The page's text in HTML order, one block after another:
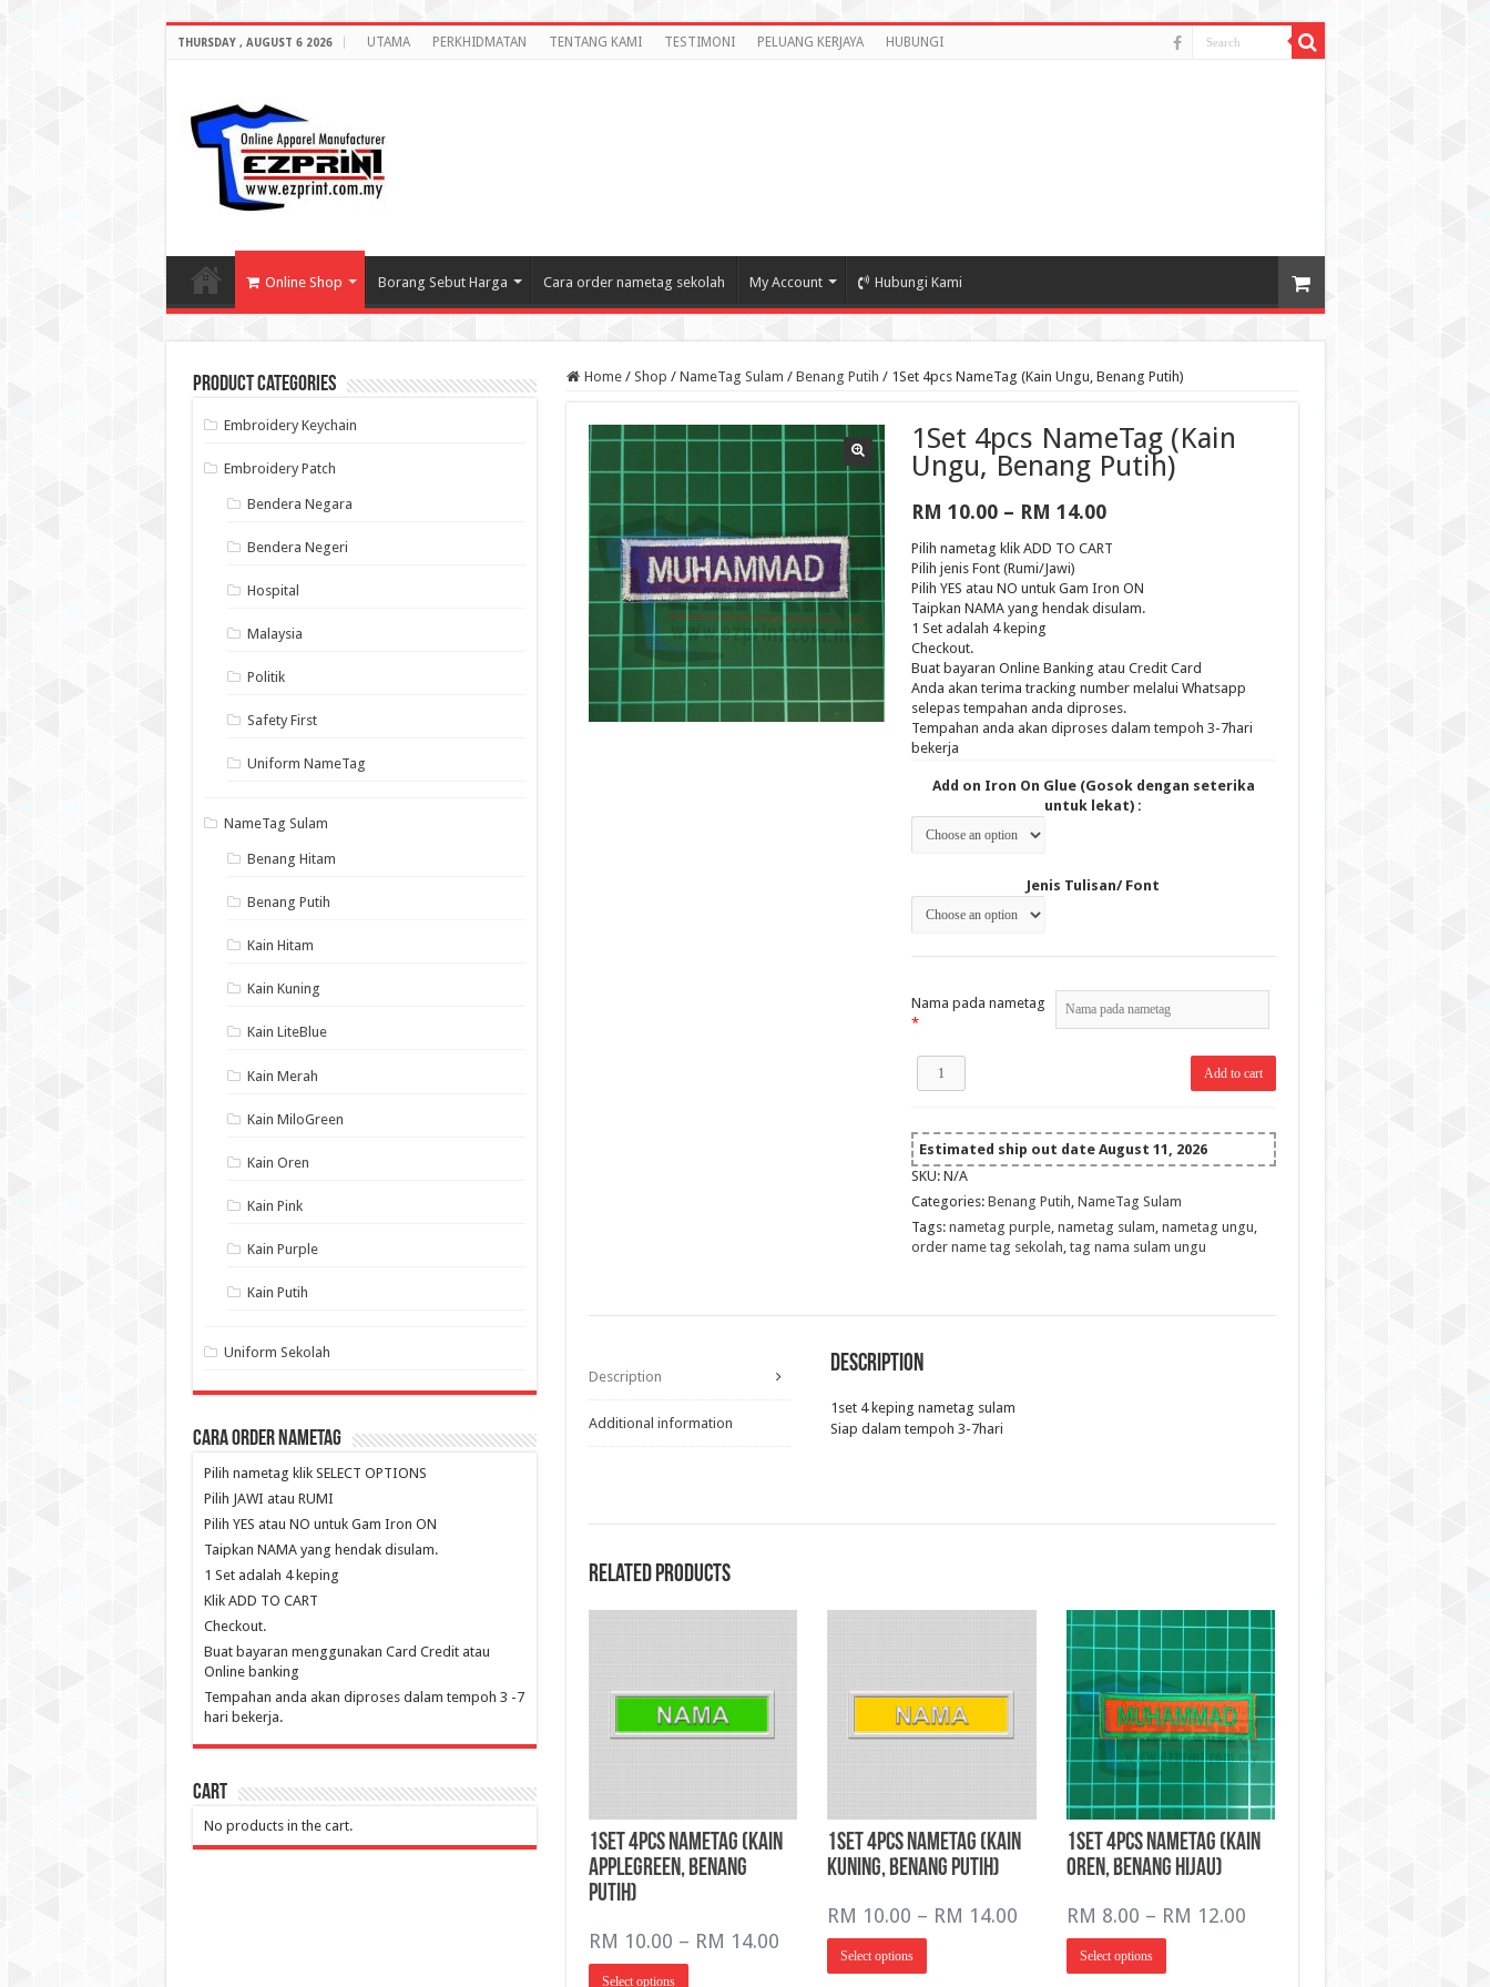
THURSDAY , AUGUST 6 2026 UTAMA PERKHIDMATAN TENTANG KAMI TESTIMONI PELUANG KERJAYA HUBUNGI
Online Shop Borang Sebut Harga Cara order nametag sekolah My Account Hubungi Kami
Home / Shop / NameTag Sulam / Benang Putih / 1Set 4pcs NameTag (Kain Ungu, Benang Putih)
1Set 4pcs NameTag (Kain
Ungu, Benang Putih)
RM 10.00 – RM 14.00Price
RM 10.00
RM 14.00
Pilih nametag klik ADD TO CART
Pilih jenis Font (Rumi/Jawi)
Pilih YES atau NO untuk Gam Iron ON
Taipkan NAMA yang hendak disulam.
1 Set adalah 4 keping
Checkout.
Buat bayaran Online Banking atau Credit Card
Anda akan terima tracking number melalui Whatsapp
selepas tempahan anda diproses.
Tempahan anda akan diproses dalam tempoh 3-7hari
bekerja
Add on Iron On Glue (Gosok dengan seterika
untuk lekat) :
Jenis Tulisan/ Font
Nama pada nametag
*
Ungu,
Benang
Putih)
quantity
Add to cart
Estimated ship out date August 11, 2026
SKU:N/A
Categories:Benang Putih,NameTag Sulam
Tags:nametag purple,nametag sulam,nametag ungu,
order name tag sekolah,tag nama sulam ungu
Description
Additional information
Description
1set 4 keping nametag sulam
Siap dalam tempoh 3-7hari
Related products
1Set 4pcs NameTag (Kain
AppleGreen, Benang
Putih)
RM 10.00 – RM 14.00Price
Select options
This
1Set 4pcs NameTag (Kain
Kuning, Benang Putih)
RM 10.00 – RM 14.00
range:
RM 10.00
Select options
This
has
1Set 4pcs NameTag (Kain
Oren, Benang Hijau)
RM 8.00 – RM 12.00Price
Select options
This
has
Product categories
Embroidery Keychain
Embroidery Patch
Bendera Negara
Bendera Negeri
Hospital
Malaysia
Politik
Safety First
Uniform NameTag
NameTag Sulam
Benang Hitam
Benang Putih
Kain Hitam
Kain Kuning
Kain LiteBlue
Kain Merah
Kain MiloGreen
Kain Oren
Kain Pink
Kain Purple
Kain Putih
Uniform Sekolah
Cara Order NameTag
Pilih nametag klik SELECT OPTIONS
Pilih JAWI atau RUMI
Pilih YES atau NO untuk Gam Iron ON
Taipkan NAMA yang hendak disulam.
1 Set adalah 4 keping
Klik ADD TO CART
Checkout.
Buat bayaran menggunakan Card Credit atau
Online banking
Tempahan anda akan diproses dalam tempoh 3 -7
hari bekerja.
Cart
No products in the cart.